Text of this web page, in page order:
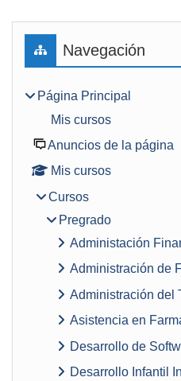
Bloques
Navegación
Página Principal
Mis cursos
Anuncios de la página
Mis cursos
Cursos
Pregrado
Administación
Administración de
Administración del
Asistencia en
Desarrollo de
Desarrollo Infantil